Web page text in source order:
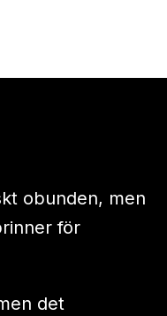
obunden, men
för
det